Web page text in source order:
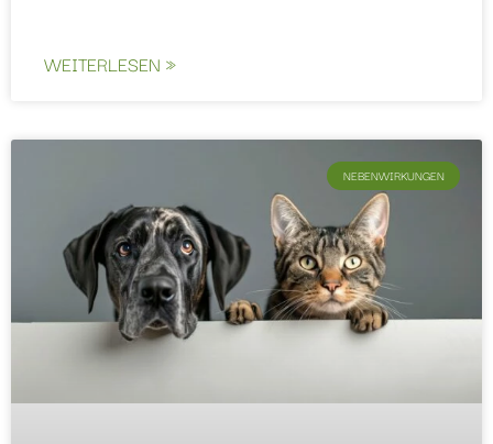
WEITERLESEN »
NEBENWIRKUNGEN